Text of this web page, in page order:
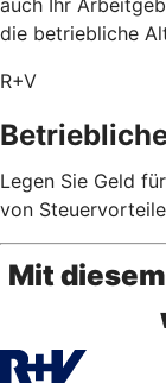
die betriebliche
R+V
Legen Sie Geld
von
Mit